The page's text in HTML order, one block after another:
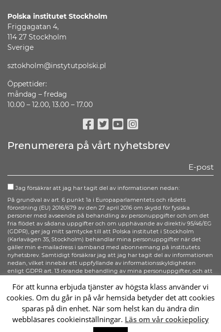
Polska institutet Stockholm
Friggagatan 4,
114 27 Stockholm
Sverige
sztokholm@instytutpolski.pl
Öppettider:
måndag – fredag
10.00 – 12.00, 13.00 – 17.00
Facebook
TwitterYoutube
Instagram
Prenumerera på vårt nyhetsbrev
Jag försäkrar att jag har tagit del av informationen nedan:
På grundval av art. 6 punkt 1a i Europaparlamentets och rådets
förordning (EU) 2016/679 av den 27 april 2016 om skydd för fysiska
personer med avseende på behandling av personuppgifter och om det
fria flödet av sådana uppgifter och om upphävande av direktiv 95/46/EG
(GDPR), ger jag mitt samtycke till att Polska institutet i Stockholm
(Karlavägen 35, Stockholm) behandlar mina personuppgifter när det
gäller min e-mailadress i samband med abonnemang på institutets
nyhetsbrev. Samtidigt försäkrar jag att jag har tagit del av informationen
nedan, vilket innebär ett uppfyllande av informationsskyldigheten
enligt GDPR art. 13 rörande behandling av mina personuppgifter, och att
Anmäl dig
För att kunna erbjuda tjänster av högsta klass använder vi
cookies. Om du går in på vår hemsida betyder det att cookies
sparas på din enhet. När som helst kan du ändra din
webbläsares cookieinställningar. Läs om vår cookiepolicy